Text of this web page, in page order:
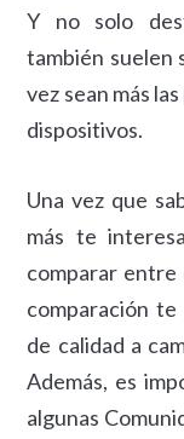
Y no solo
también suelen
vez sean más
dispositivos.
Una vez que
más te
comparar entre
comparación
de calidad a
Además, es
algunas